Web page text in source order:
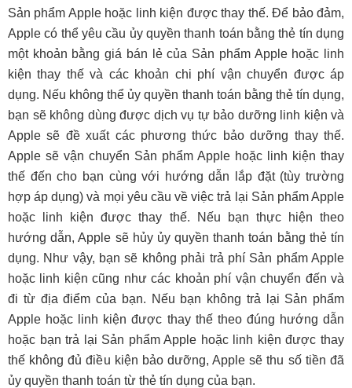
Sản phẩm Apple hoặc linh kiện được thay thế. Để bảo đảm,
Apple có thể yêu cầu ủy quyền thanh toán bằng thẻ tín dụng
một khoản bằng giá bán lẻ của Sản phẩm Apple hoặc linh
kiện thay thế và các khoản chi phí vận chuyển được áp
dụng. Nếu không thể ủy quyền thanh toán bằng thẻ tín dụng,
bạn sẽ không dùng được dịch vụ tự bảo dưỡng linh kiện và
Apple sẽ đề xuất các phương thức bảo dưỡng thay thế.
Apple sẽ vận chuyển Sản phẩm Apple hoặc linh kiện thay
thế đến cho bạn cùng với hướng dẫn lắp đặt (tùy trường
hợp áp dụng) và mọi yêu cầu về việc trả lại Sản phẩm Apple
hoặc linh kiện được thay thế. Nếu bạn thực hiện theo
hướng dẫn, Apple sẽ hủy ủy quyền thanh toán bằng thẻ tín
dụng. Như vậy, bạn sẽ không phải trả phí Sản phẩm Apple
hoặc linh kiện cũng như các khoản phí vận chuyển đến và
đi từ địa điểm của bạn. Nếu bạn không trả lại Sản phẩm
Apple hoặc linh kiện được thay thế theo đúng hướng dẫn
hoặc bạn trả lại Sản phẩm Apple hoặc linh kiện được thay
thế không đủ điều kiện bảo dưỡng, Apple sẽ thu số tiền đã
ủy quyền thanh toán từ thẻ tín dụng của bạn.